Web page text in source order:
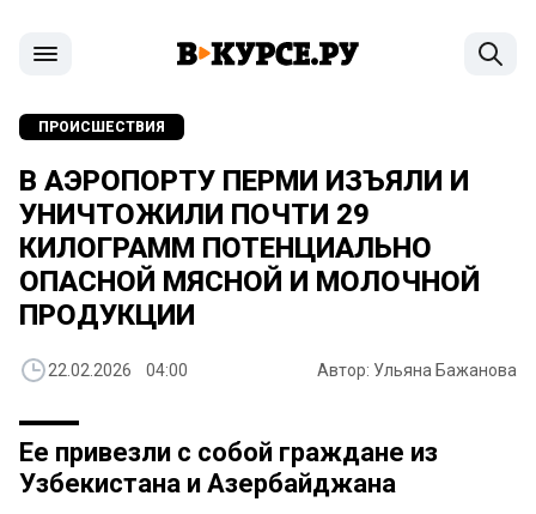
ПРОИСШЕСТВИЯ
В АЭРОПОРТУ ПЕРМИ ИЗЪЯЛИ И
УНИЧТОЖИЛИ ПОЧТИ 29
КИЛОГРАММ ПОТЕНЦИАЛЬНО
ОПАСНОЙ МЯСНОЙ И МОЛОЧНОЙ
ПРОДУКЦИИ
22.02.2026 04:00 Автор: Ульяна Бажанова
Ее привезли с собой граждане из
Узбекистана и Азербайджана